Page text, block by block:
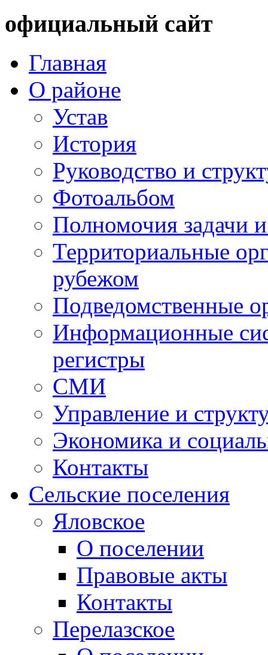
официальный сайт
Главная
О районе
Устав
История
Руководство и
Фотоальбом
Полномочия задачи
Территориальные
рубежом
Подведомственные
Информационные
регистры
СМИ
Управление и
Экономика и
Контакты
Сельские поселения
Яловское
О поселении
Правовые акты
Контакты
Перелазское